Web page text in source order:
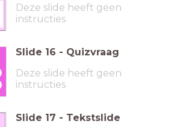
Deze slide heeft geen
instructies
Slide 16 - Quizvraag
Deze slide heeft geen
instructies
Slide 17 - Tekstslide